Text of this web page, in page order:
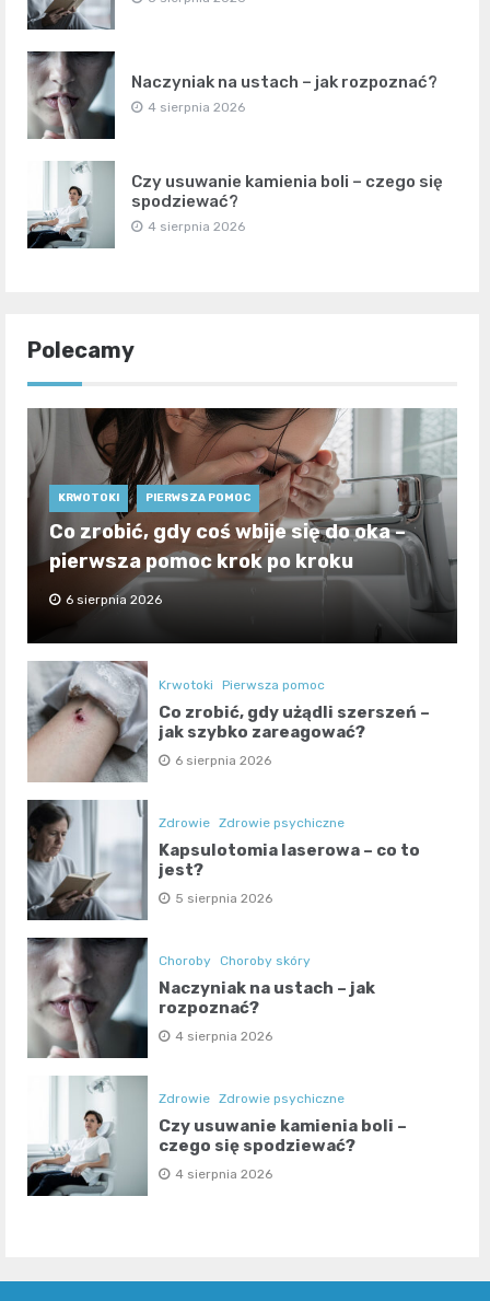
Naczyniak na ustach – jak rozpoznać?
4 sierpnia 2026
Czy usuwanie kamienia boli – czego się
spodziewać?
4 sierpnia 2026
Polecamy
KRWOTOKI PIERWSZA POMOC
Co zrobić, gdy coś wbije się do oka –
pierwsza pomoc krok po kroku
6 sierpnia 2026
Krwotoki Pierwsza pomoc
Co zrobić, gdy użądli szerszeń –
jak szybko zareagować?
6 sierpnia 2026
Zdrowie Zdrowie psychiczne
Kapsulotomia laserowa – co to
jest?
5 sierpnia 2026
Choroby Choroby skóry
Naczyniak na ustach – jak
rozpoznać?
4 sierpnia 2026
Zdrowie Zdrowie psychiczne
Czy usuwanie kamienia boli –
czego się spodziewać?
4 sierpnia 2026